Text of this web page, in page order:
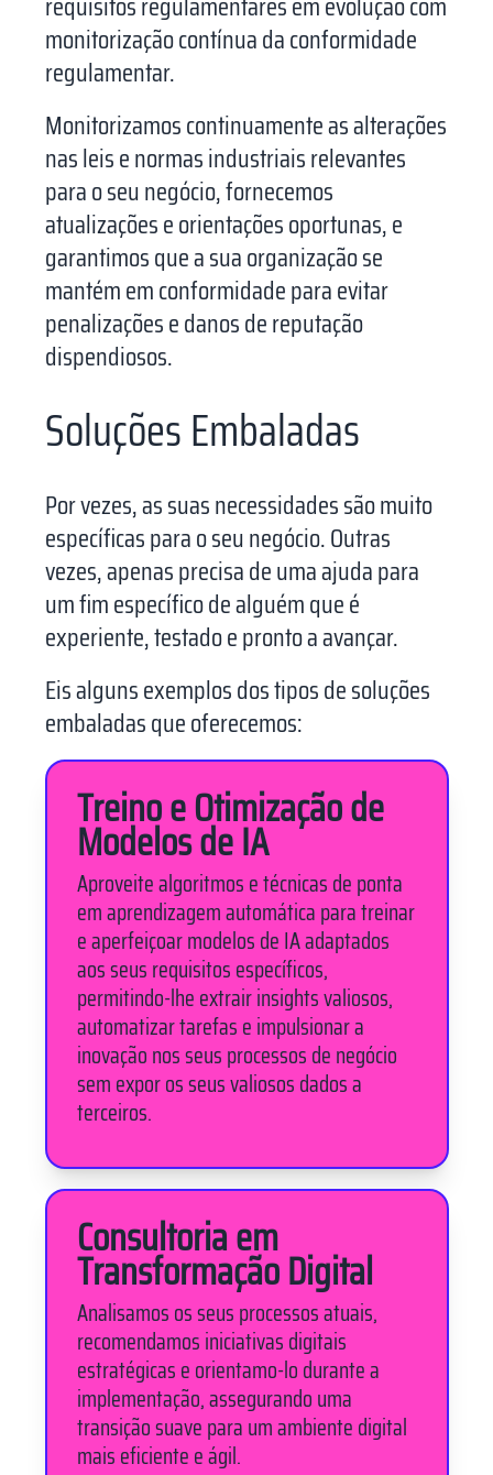
monitorização contínua da conformidade
regulamentar.
Monitorizamos continuamente as alterações
nas leis e normas industriais relevantes
para o seu negócio, fornecemos
atualizações e orientações oportunas, e
garantimos que a sua organização se
mantém em conformidade para evitar
penalizações e danos de reputação
dispendiosos.
Soluções Embaladas
Por vezes, as suas necessidades são muito
específicas para o seu negócio. Outras
vezes, apenas precisa de uma ajuda para
um fim específico de alguém que é
experiente, testado e pronto a avançar.
Eis alguns exemplos dos tipos de soluções
embaladas que oferecemos:
Treino e Otimização de
Modelos de IA
Aproveite algoritmos e técnicas de ponta
em aprendizagem automática para treinar
e aperfeiçoar modelos de IA adaptados
aos seus requisitos específicos,
permitindo-lhe extrair insights valiosos,
automatizar tarefas e impulsionar a
inovação nos seus processos de negócio
sem expor os seus valiosos dados a
terceiros.
Consultoria em
Transformação Digital
Analisamos os seus processos atuais,
recomendamos iniciativas digitais
estratégicas e orientamo-lo durante a
implementação, assegurando uma
transição suave para um ambiente digital
mais eficiente e ágil.